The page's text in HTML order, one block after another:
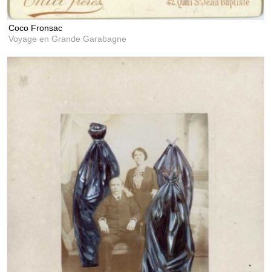
Coco Fronsac
Voyage en Grande Garabagne